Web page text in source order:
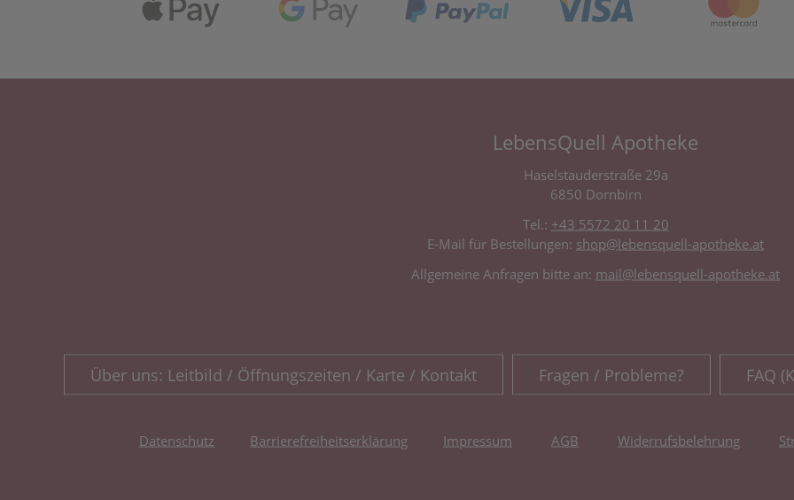
LebensQuell Apotheke
Haselstauderstraße 29a
6850 Dornbirn
Tel.: +43 5572 20 11 20
E-Mail für Bestellungen: shop@lebensquell-apotheke.at
Allgemeine Anfragen bitte an: mail@lebensquell-apotheke.at
Über uns: Leitbild / Öffnungszeiten / Karte / Kontakt Fragen / Probleme? FAQ
Datenschutz Barrierefreiheitserklärung Impressum AGB Widerrufsbelehrung